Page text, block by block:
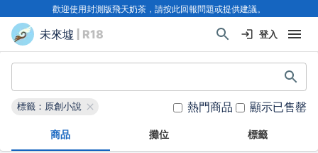
歡迎使用封測版飛天奶茶，請按此回報問題或提供建議。
未來墟 | R18 登入
標籤：原創小說 熱門商品 顯示已售罄
商品 攤位 標籤